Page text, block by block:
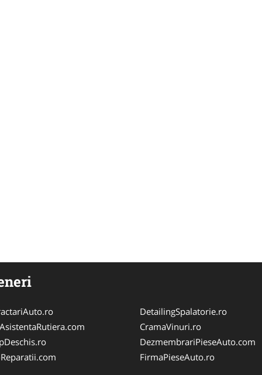
DetailingSpalatorie.ro
CramaVinuri.ro
DezmembrariPieseAuto.com
FirmaPieseAuto.ro